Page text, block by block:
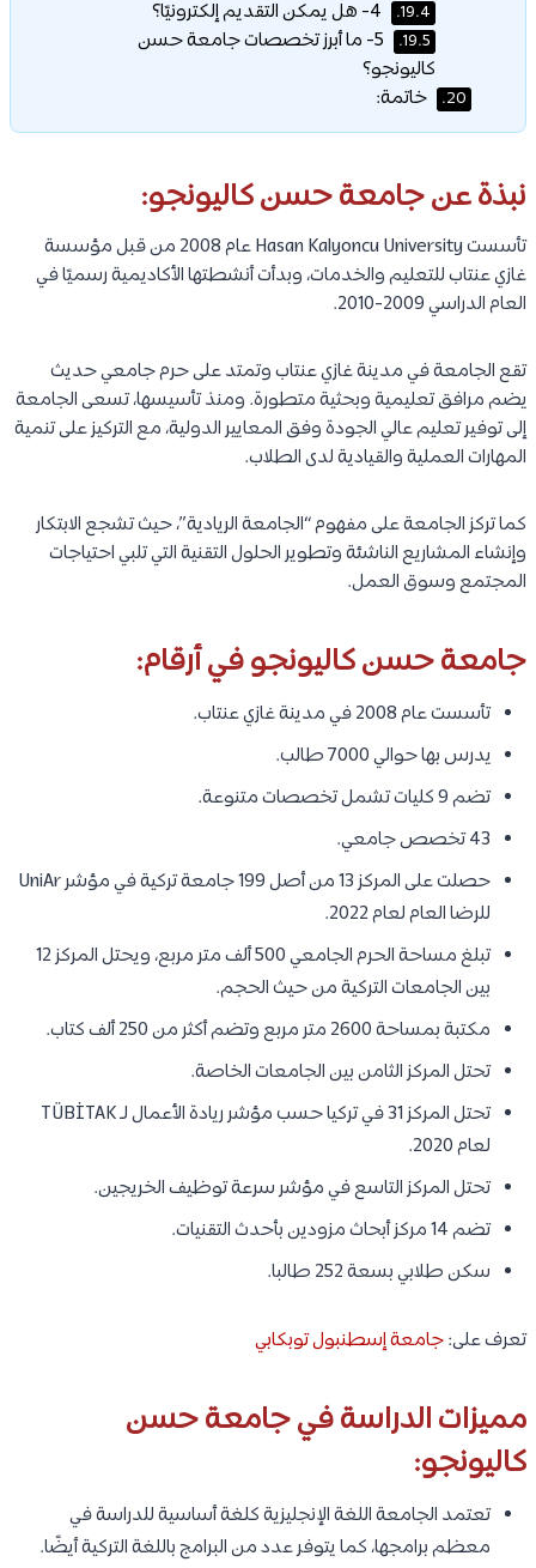
19.4.
19.5.
5- ما أبرز تخصصات جامعة حسن
كاليونجو؟
20. خاتمة:
نبذة عن جامعة حسن كاليونجو:
تأسست Hasan Kalyoncu University عام 2008 من قبل مؤسسة
غازي عنتاب للتعليم والخدمات، وبدأت أنشطتها الأكاديمية رسميًا في
العام الدراسي 2009-2010.
تقع الجامعة في مدينة غازي عنتاب وتمتد على حرم جامعي حديث
يضم مرافق تعليمية وبحثية متطورة. ومنذ تأسيسها، تسعى الجامعة
إلى توفير تعليم عالي الجودة وفق المعايير الدولية، مع التركيز على تنمية
المهارات العملية والقيادية لدى الطلاب.
كما تركز الجامعة على مفهوم “الجامعة الريادية”، حيث تشجع الابتكار
وإنشاء المشاريع الناشئة وتطوير الحلول التقنية التي تلبي احتياجات
المجتمع وسوق العمل.
جامعة حسن كاليونجو في أرقام:
تأسست عام 2008 في مدينة غازي عنتاب.
يدرس بها حوالي 7000 طالب.
تضم 9 كليات تشمل تخصصات متنوعة.
43 تخصص جامعي.
حصلت على المركز 13 من أصل 199 جامعة تركية في مؤشر UniAr
للرضا العام لعام 2022.
تبلغ مساحة الحرم الجامعي 500 ألف متر مربع، ويحتل المركز 12
بين الجامعات التركية من حيث الحجم.
مكتبة بمساحة 2600 متر مربع وتضم أكثر من 250 ألف كتاب.
تحتل المركز الثامن بين الجامعات الخاصة.
تحتل المركز 31 في تركيا حسب مؤشر ريادة الأعمال لـ TÜBİTAK
لعام 2020.
تحتل المركز التاسع في مؤشر سرعة توظيف الخريجين.
تضم 14 مركز أبحاث مزودين بأحدث التقنيات.
سكن طلابي بسعة 252 طالبا.
تعرف على:جامعة إسطنبول توبكابي
مميزات الدراسة في جامعة حسن
كاليونجو:
تعتمد الجامعة اللغة الإنجليزية كلغة أساسية للدراسة في
معظم برامجها، كما يتوفر عدد من البرامج باللغة التركية أيضًا.